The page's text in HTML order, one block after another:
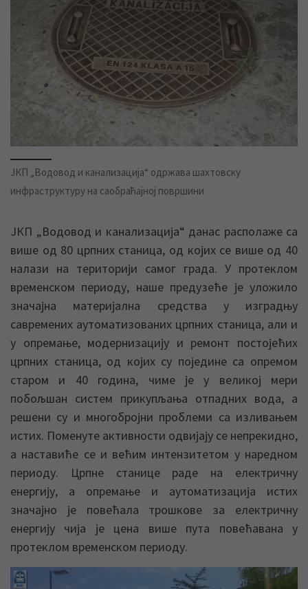
ЈКП „Водовод и канализација“ одржава шахтовску
инфраструктуру на саобраћајној површини
ЈКП „Водовод и канализација“ данас располаже са
више од 80 црпних станица, од којих се више од 40
налази на територији самог града. У протеклом
временском периоду, наше предузеће је уложило
значајна материјална средства у изградњу
савремених аутоматизованих црпних станица, али и
у опремање, модернизацију и ремонт постојећих
црпних станица, од којих су поједине са опремом
старом и 40 година, чиме је у великој мери
побољшан систем прикупљања отпадних вода, а
решени су и многобројни проблеми са изливањем
истих. Поменуте активности одвијају се непрекидно,
а наставиће се и већим интензитетом у наредном
периоду. Црпне станице раде на електричну
енергију, а опремање и аутоматизација истих
значајно је повећала трошкове за електричну
енергију чија је цена више пута повећавана у
протеклом временском периоду.